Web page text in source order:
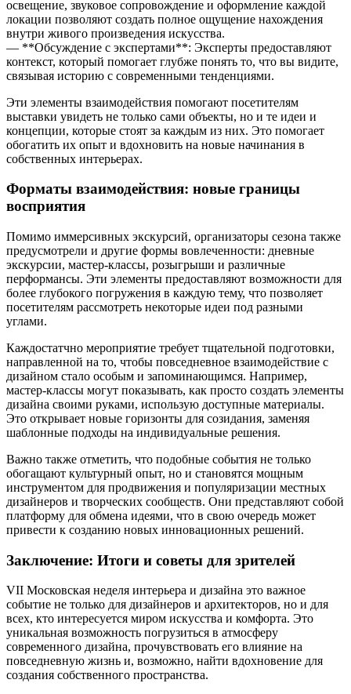
освещение, звуковое сопровождение и оформление каждой
локации позволяют создать полное ощущение нахождения
внутри живого произведения искусства.
— **Обсуждение с экспертами**: Эксперты предоставляют
контекст, который помогает глубже понять то, что вы видите,
связывая историю с современными тенденциями.
Эти элементы взаимодействия помогают посетителям
выставки увидеть не только сами объекты, но и те идеи и
концепции, которые стоят за каждым из них. Это помогает
обогатить их опыт и вдохновить на новые начинания в
собственных интерьерах.
Форматы взаимодействия: новые границы
восприятия
Помимо иммерсивных экскурсий, организаторы сезона также
предусмотрели и другие формы вовлеченности: дневные
экскурсии, мастер-классы, розыгрыши и различные
перформансы. Эти элементы предоставляют возможности для
более глубокого погружения в каждую тему, что позволяет
посетителям рассмотреть некоторые идеи под разными
углами.
Каждостатчно мероприятие требует тщательной подготовки,
направленной на то, чтобы повседневное взаимодействие с
дизайном стало особым и запоминающимся. Например,
мастер-классы могут показывать, как просто создать элементы
дизайна своими руками, использую доступные материалы.
Это открывает новые горизонты для созидания, заменяя
шаблонные подходы на индивидуальные решения.
Важно также отметить, что подобные события не только
обогащают культурный опыт, но и становятся мощным
инструментом для продвижения и популяризации местных
дизайнеров и творческих сообществ. Они представляют собой
платформу для обмена идеями, что в свою очередь может
привести к созданию новых инновационных решений.
Заключение: Итоги и советы для зрителей
VII Московская неделя интерьера и дизайна это важное
событие не только для дизайнеров и архитекторов, но и для
всех, кто интересуется миром искусства и комфорта. Это
уникальная возможность погрузиться в атмосферу
современного дизайна, прочувствовать его влияние на
повседневную жизнь и, возможно, найти вдохновение для
создания собственного пространства.